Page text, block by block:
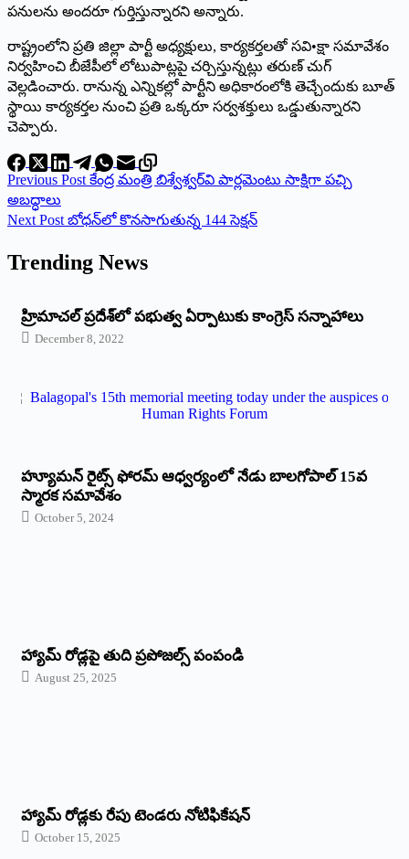
పనులను అందరూ గుర్తిస్తున్నారని అన్నారు.
రాష్ట్రంలోని ప్రతి జిల్లా పార్టీ అధ్యక్షులు, కార్యకర్తలతో సవి•క్షా సమావేశం
నిర్వహించి బీజేపీలో లోటుపాట్లపై చర్చిస్తున్నట్లు తరుణ్‌ ‌చుగ్‌
‌వెల్లడించారు. రానున్న ఎన్నికల్లో పార్టీని అధికారంలోకి తెచ్చేందుకు బూత్‌
‌స్థాయి కార్యకర్తల నుంచి ప్రతి ఒక్కరూ సర్వశక్తులు ఒడ్డుతున్నారని
చెప్పారు.
Previous Post కేంద్ర మంత్రి బిశ్వేశ్వర్‌వి పార్లమెంటు సాక్షిగా పచ్చి
అబద్ధాలు
Next Post బోధన్‌లో కొనసాగుతున్న 144 సెక్షన్‌
Trending News
‌హ్రిమాచల్‌ ‌ప్రదేశ్‌లో పభుత్వ ఏర్పాటుకు కాంగ్రెస్‌ ‌సన్నాహాలు
December 8, 2022
హ్యూమన్‌ రైట్స్‌ ఫోరమ్‌ ఆధ్వర్యంలో నేడు బాలగోపాల్‌ 15వ
స్మారక సమావేశం
October 5, 2024
హ్యామ్‌ రోడ్లపై తుది ప్రపోజల్స్‌ పంపండి
August 25, 2025
హ్యామ్‌ రోడ్లకు రేపు టెండరు నోటిఫికేషన్‌
October 15, 2025